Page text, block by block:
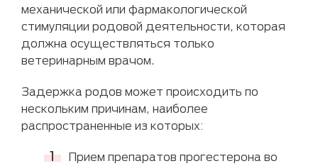
механической или фармакологической
стимуляции родовой деятельности, которая
должна осуществляться только
ветеринарным врачом.
Задержка родов может происходить по
нескольким причинам, наиболее
распространенные из которых:
Прием препаратов прогестерона во